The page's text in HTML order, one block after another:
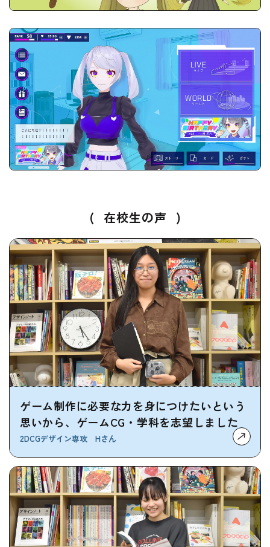
( 在校生の声 )
ゲーム制作に必要な力を身につけたいという
思いから、ゲームCG・学科を志望しました
2DCGデザイン専攻 Hさん